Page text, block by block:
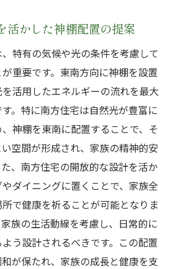
活かした神棚配置の提案
特有の気候や光の条件を考慮して
重要です。東南方向に神棚を設置
活用したエネルギーの流れを最大
。特に南方住宅は自然光が豊富に
神棚を東南に配置することで、そ
空間が形成され、家族の精神的安
、南方住宅の開放的な設計を活か
ダイニングに置くことで、家族全
で健康を祈ることが可能となりま
族の生活動線を考慮し、日常的に
う設計されるべきです。この配置
が保たれ、家族の成長と健康を支